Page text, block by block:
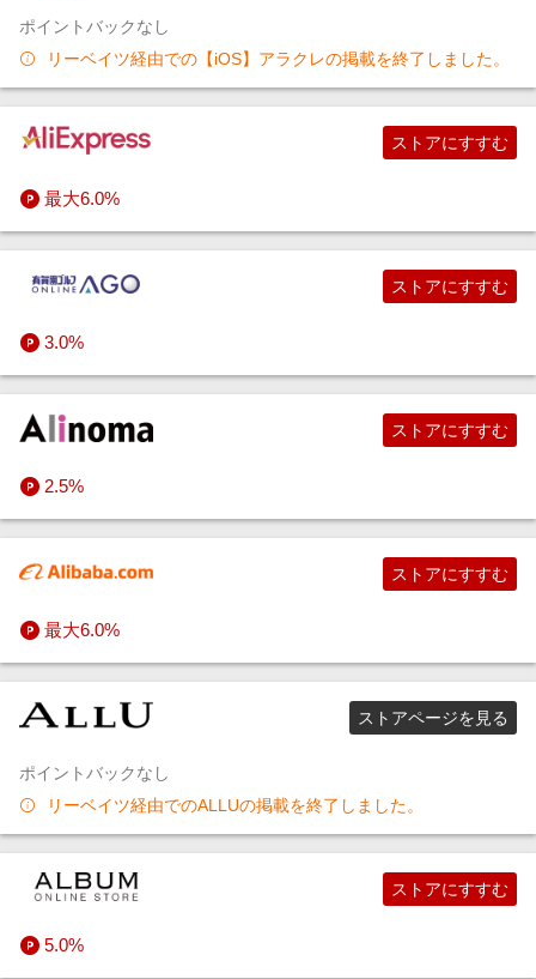
ポイントバックなし
リーベイツ経由での【iOS】アラクレの掲載を終了しました。
最大6.0%
ストアにすすむ
3.0%
ストアにすすむ
2.5%
ストアにすすむ
最大6.0%
ストアにすすむ
ポイントバックなし
ストアページを見る
リーベイツ経由でのALLUの掲載を終了しました。
5.0%
ストアにすすむ